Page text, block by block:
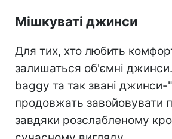
Мішкуваті джинси
Для тих, хто любить
залишаться об'ємні
baggy та так звані джинси-
продовжать завойовувати
завдяки розслабленому